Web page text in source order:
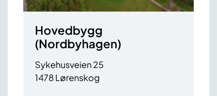
Hovedbygg
(Nordbyhagen)
Sykehusveien 25
1478 Lørenskog